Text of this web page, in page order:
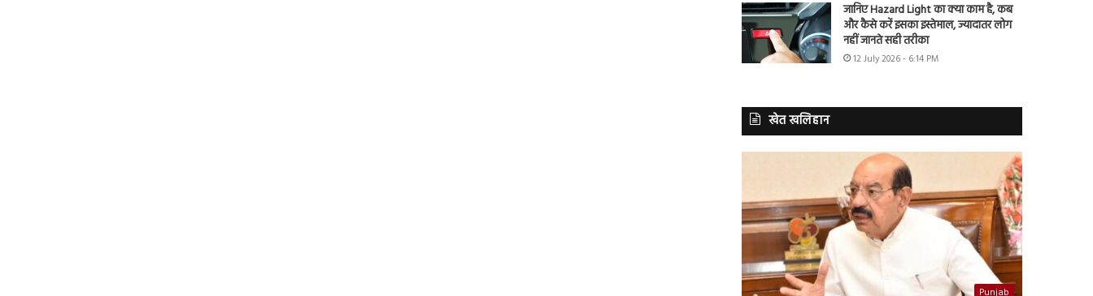
जानिए Hazard Light का क्या काम है, कब
और कैसे करें इसका इस्तेमाल, ज्यादातर लोग
नहीं जानते सही तरीका
12 July 2026 - 6:14 PM
खेत खलिहान
Punjab